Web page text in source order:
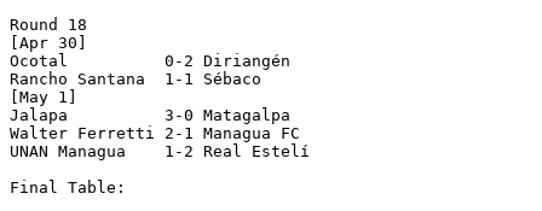
Round 18
[Apr 30]
Ocotal          0-2 Diriangén
Rancho Santana  1-1 Sébaco
[May 1]
Jalapa          3-0 Matagalpa
Walter Ferretti 2-1 Managua FC
UNAN Managua    1-2 Real Estelí
Final Table: